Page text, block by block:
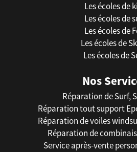
Les écoles de
Les écoles de
Les écoles de
Les écoles de
Les écoles de
Nos
Réparation de Surf,
Réparation tout support
Réparation de voiles
Réparation de
Service après-vente